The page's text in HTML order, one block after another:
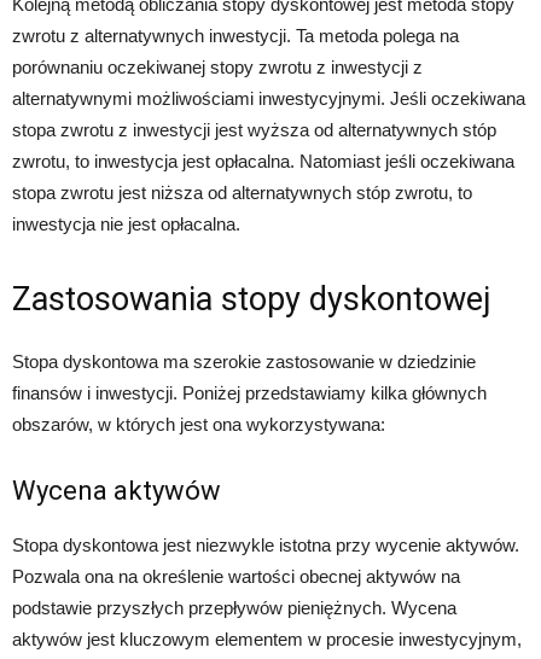
Kolejną metodą obliczania stopy dyskontowej jest metoda stopy
zwrotu z alternatywnych inwestycji. Ta metoda polega na
porównaniu oczekiwanej stopy zwrotu z inwestycji z
alternatywnymi możliwościami inwestycyjnymi. Jeśli oczekiwana
stopa zwrotu z inwestycji jest wyższa od alternatywnych stóp
zwrotu, to inwestycja jest opłacalna. Natomiast jeśli oczekiwana
stopa zwrotu jest niższa od alternatywnych stóp zwrotu, to
inwestycja nie jest opłacalna.
Zastosowania stopy dyskontowej
Stopa dyskontowa ma szerokie zastosowanie w dziedzinie
finansów i inwestycji. Poniżej przedstawiamy kilka głównych
obszarów, w których jest ona wykorzystywana:
Wycena aktywów
Stopa dyskontowa jest niezwykle istotna przy wycenie aktywów.
Pozwala ona na określenie wartości obecnej aktywów na
podstawie przyszłych przepływów pieniężnych. Wycena
aktywów jest kluczowym elementem w procesie inwestycyjnym,